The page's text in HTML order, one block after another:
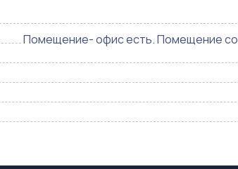
Помещение- офис есть. Помещение